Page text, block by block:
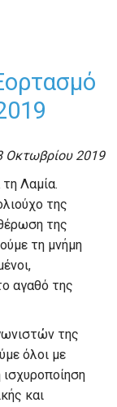
Οκτωβρίου 2019
τη Λαμία.
της
της
τη μνήμη
αγαθό της
της
όλοι με
ισχυροποίηση
και